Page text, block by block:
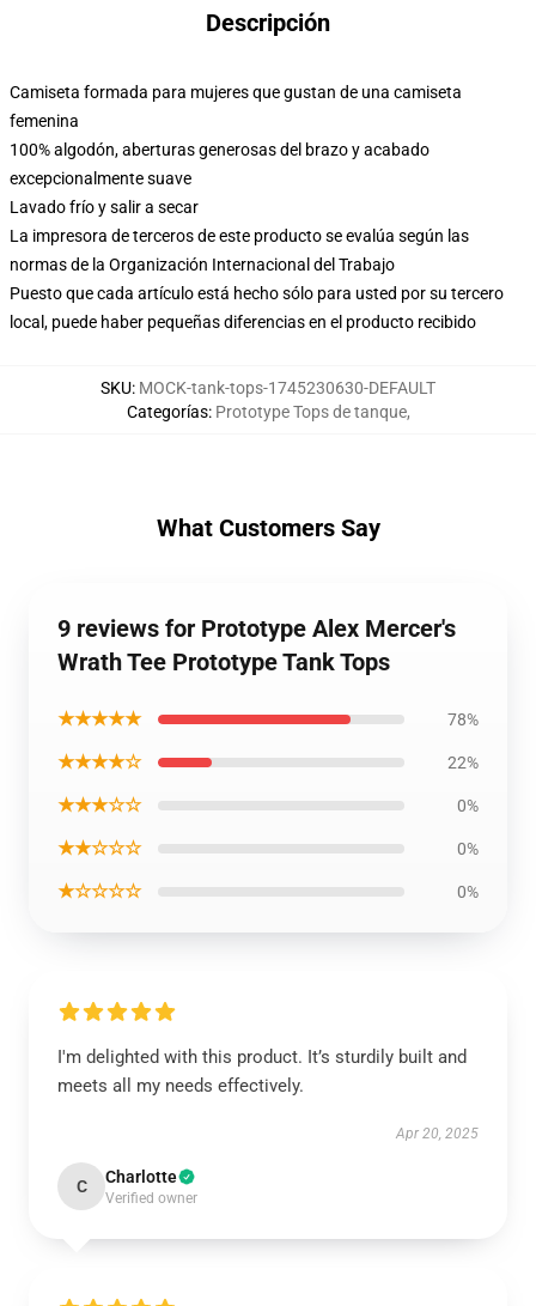
Descripción
Camiseta formada para mujeres que gustan de una camiseta
femenina
100% algodón, aberturas generosas del brazo y acabado
excepcionalmente suave
Lavado frío y salir a secar
La impresora de terceros de este producto se evalúa según las
normas de la Organización Internacional del Trabajo
Puesto que cada artículo está hecho sólo para usted por su tercero
local, puede haber pequeñas diferencias en el producto recibido
SKU: MOCK-tank-tops-1745230630-DEFAULT
Categorías: Prototype Tops de tanque,
What Customers Say
9 reviews for Prototype Alex Mercer's
Wrath Tee Prototype Tank Tops
★★★★★ 78%
★★★★☆ 22%
★★★☆☆ 0%
★★☆☆☆ 0%
★☆☆☆☆ 0%
I'm delighted with this product. It’s sturdily built and
meets all my needs effectively.
Apr 20, 2025
C Charlotte
Verified owner